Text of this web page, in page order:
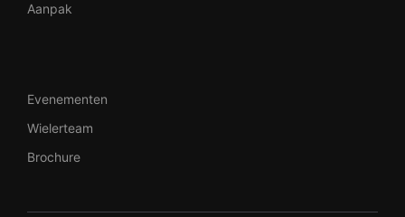
Aanpak
Evenementen
Wielerteam
Brochure